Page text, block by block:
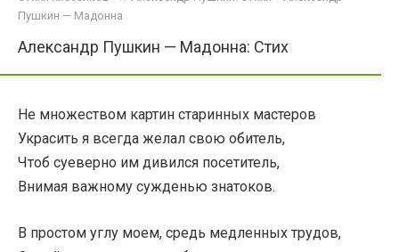
Пушкин — Мадонна
Александр Пушкин — Мадонна: Стих
Не множеством картин старинных мастеров
Украсить я всегда желал свою обитель,
Чтоб суеверно им дивился посетитель,
Внимая важному сужденью знатоков.
В простом углу моем, средь медленных трудов,